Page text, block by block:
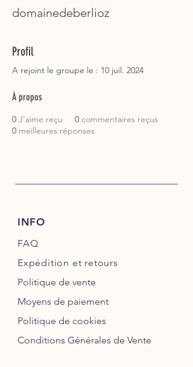
domainedeberlioz
Profil
A rejoint le groupe le : 10 juil. 2024
À propos
0 J'aime reçu 0 commentaires reçus
0 meilleures réponses
INFO
FAQ
Expédition et retours
Politique de vente
Moyens de paiement
Politique de cookies
Conditions Générales de Vente